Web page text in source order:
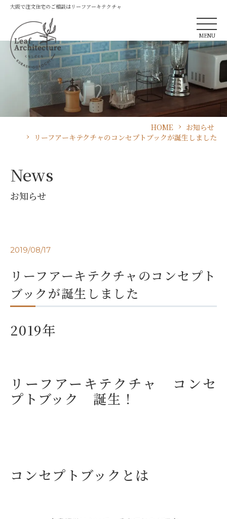
大阪で注文住宅のご相談はリーフアーキテクチャ
MENU
HOME
お知らせ
リーフアーキテクチャのコンセプトブックが誕生しました
News
お知らせ
2019/08/17
リーフアーキテクチャのコンセプト
ブックが誕生しました
2019年
リーフアーキテクチャ コンセ
プトブック 誕生！
コンセプトブックとは